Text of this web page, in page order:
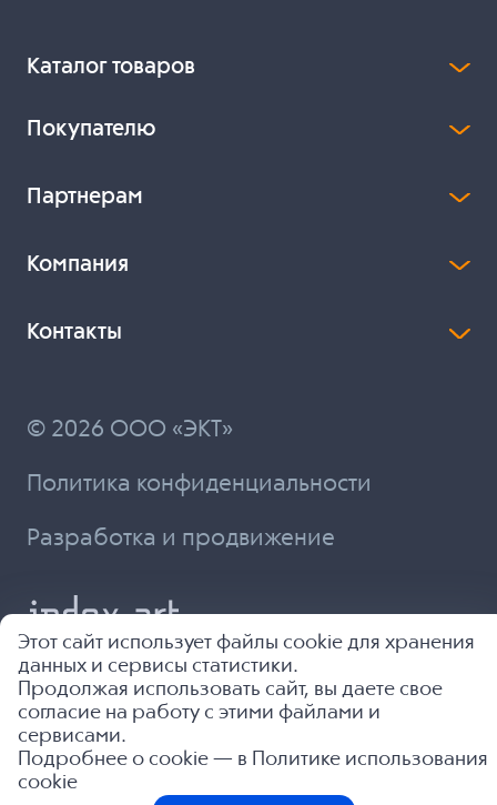
Каталог товаров
Покупателю
Партнерам
Компания
Контакты
© 2026 ООО «ЭКТ»
Политика конфиденциальности
Разработка и продвижение
Этот сайт использует файлы cookie для хранения
данных и сервисы статистики.
Продолжая использовать сайт, вы даете свое
согласие на работу с этими файлами и
сервисами.
Подробнее о cookie — в
Политике использования
cookie